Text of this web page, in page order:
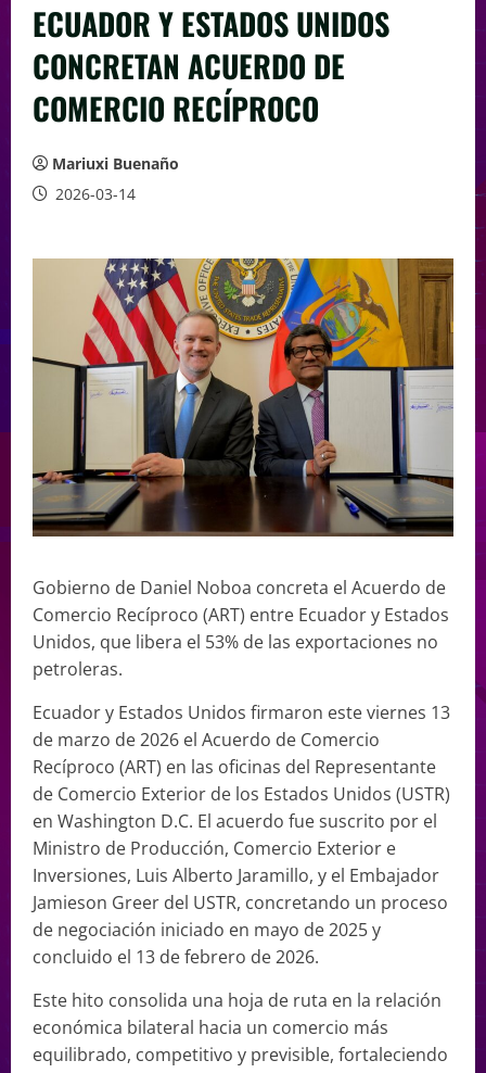
ECUADOR Y ESTADOS UNIDOS
CONCRETAN ACUERDO DE
COMERCIO RECÍPROCO
Mariuxi Buenaño
2026-03-14
Gobierno de Daniel Noboa concreta el Acuerdo de
Comercio Recíproco (ART) entre Ecuador y Estados
Unidos, que libera el 53% de las exportaciones no
petroleras.
Ecuador y Estados Unidos firmaron este viernes 13
de marzo de 2026 el Acuerdo de Comercio
Recíproco (ART) en las oficinas del Representante
de Comercio Exterior de los Estados Unidos (USTR)
en Washington D.C. El acuerdo fue suscrito por el
Ministro de Producción, Comercio Exterior e
Inversiones, Luis Alberto Jaramillo, y el Embajador
Jamieson Greer del USTR, concretando un proceso
de negociación iniciado en mayo de 2025 y
concluido el 13 de febrero de 2026.
Este hito consolida una hoja de ruta en la relación
económica bilateral hacia un comercio más
equilibrado, competitivo y previsible, fortaleciendo